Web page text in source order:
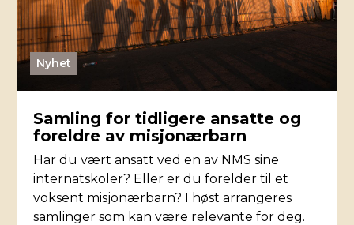
Nyhet
Samling for tidligere ansatte og
foreldre av misjonærbarn
Har du vært ansatt ved en av NMS sine
internatskoler? Eller er du forelder til et
voksent misjonærbarn? I høst arrangeres
samlinger som kan være relevante for deg.